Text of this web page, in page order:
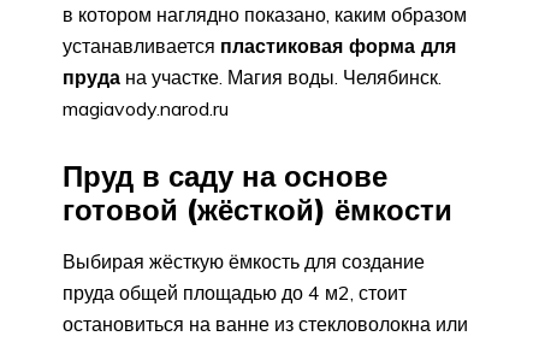
в котором наглядно показано, каким образом
устанавливается пластиковая форма для
пруда на участке. Магия воды. Челябинск.
magiavody.narod.ru
Пруд в саду на основе
готовой (жёсткой) ёмкости
Выбирая жёсткую ёмкость для создание
пруда общей площадью до 4 м2, стоит
остановиться на ванне из стекловолокна или